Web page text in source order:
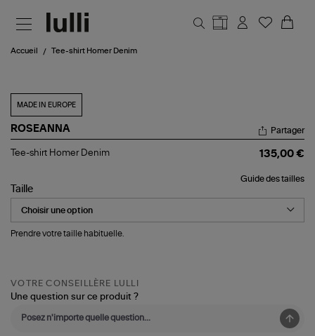
Accueil Tee-shirt Homer Denim
MADE IN EUROPE
ROSEANNA
Tee-
Denim
Partager
Tee-shirt Homer Denim 135,00 €
Guide des tailles
Taille
Prendre votre taille habituelle.
VOTRE CONSEILLÈRE LULLI
Une question sur ce produit ?